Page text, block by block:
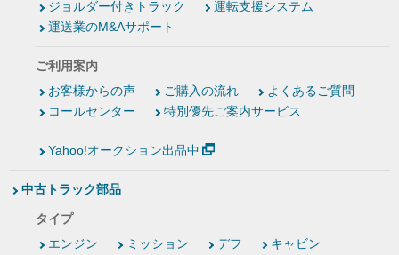
ジョルダー付きトラック
運転支援システム
運送業のM&Aサポート
ご利用案内
お客様からの声
ご購入の流れ
よくあるご質問
コールセンター
特別優先ご案内サービス
Yahoo!オークション出品中
中古トラック部品
タイプ
エンジン
ミッション デフ
キャビン